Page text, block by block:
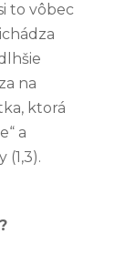
to vôbec
na
ktorá
a
sú
Sú
pre